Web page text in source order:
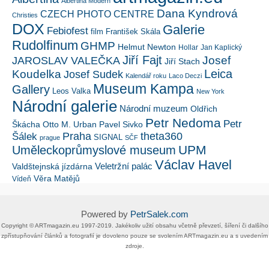
Christies CZECH PHOTO CENTRE Dana Kyndrová
DOX Febiofest film František Skála Galerie
Rudolfinum GHMP Helmut Newton Hollar Jan Kaplický
JAROSLAV VALEČKA Jiří Fajt Jiří Stach Josef
Koudelka Josef Sudek Kalendář roku Laco Deczi Leica
Gallery Leos Valka Museum Kampa New York
Národní galerie Národní muzeum Oldřich
Škácha Otto M. Urban Pavel Sivko Petr Nedoma Petr
Šálek prague Praha SIGNAL SČF theta360
Uměleckoprůmyslové museum UPM
Valdštejnská jízdárna Veletržní palác Václav Havel
Vídeň Věra Matějů
Powered by PetrSalek.com
Copyright ©​ ​​ARTmagazin.eu ​1997-2019​.​ Jakékoliv užití obsahu včetně převzetí, šíření či dalšího
zpřístupňování článků a fotografií je dovoleno pouze se svolením ​ARTmagazin.eu​ ​a s uvedením
zdroje.